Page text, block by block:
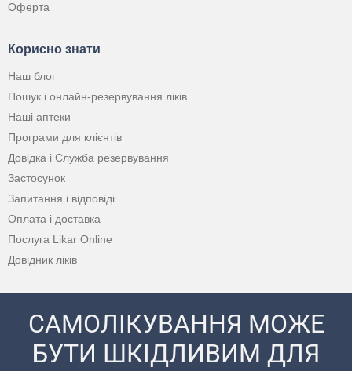
Оферта
Корисно знати
Наш блог
Пошук і онлайн-резервування ліків
Наші аптеки
Програми для клієнтів
Довідка і Служба резервування
Застосунок
Запитання і відповіді
Оплата і доставка
Послуга Likar Online
Довідник ліків
САМОЛІКУВАННЯ МОЖЕ
БУТИ ШКІДЛИВИМ ДЛЯ